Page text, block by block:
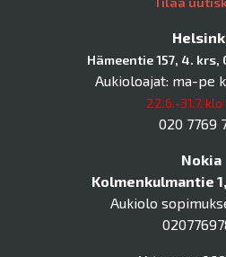
Hämeentie 157, 4.
Aukioloajat: ma-pe
22.6.-31.7. klo
020 7769
Nokia
Kolmenkulmantie
Aukiolo